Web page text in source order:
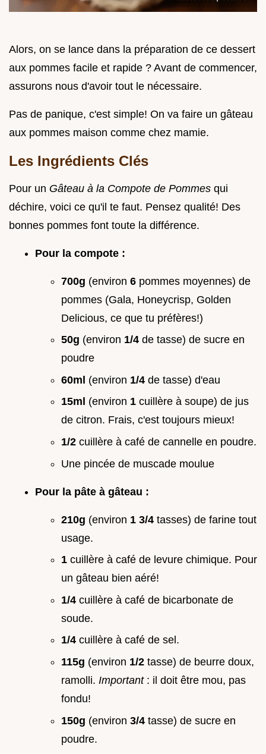
Alors, on se lance dans la préparation de ce dessert
aux pommes facile et rapide ? Avant de commencer,
assurons nous d'avoir tout le nécessaire.
Pas de panique, c'est simple! On va faire un gâteau
aux pommes maison comme chez mamie.
Les Ingrédients Clés
Pour un Gâteau à la Compote de Pommes qui
déchire, voici ce qu'il te faut. Pensez qualité! Des
bonnes pommes font toute la différence.
Pour la compote :
700g (environ 6 pommes moyennes) de
pommes (Gala, Honeycrisp, Golden
Delicious, ce que tu préfères!)
50g (environ 1/4 de tasse) de sucre en
poudre
60ml (environ 1/4 de tasse) d'eau
15ml (environ 1 cuillère à soupe) de jus
de citron. Frais, c'est toujours mieux!
1/2 cuillère à café de cannelle en poudre.
Une pincée de muscade moulue
Pour la pâte à gâteau :
210g (environ 1 3/4 tasses) de farine tout
usage.
1 cuillère à café de levure chimique. Pour
un gâteau bien aéré!
1/4 cuillère à café de bicarbonate de
soude.
1/4 cuillère à café de sel.
115g (environ 1/2 tasse) de beurre doux,
ramolli. Important : il doit être mou, pas
fondu!
150g (environ 3/4 tasse) de sucre en
poudre.